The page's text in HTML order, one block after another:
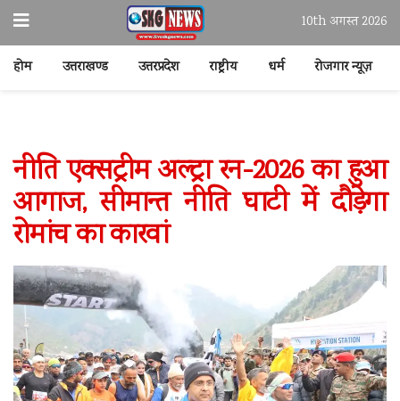
10th अगस्त 2026
होम उत्तराखण्ड उत्तरप्रदेश राष्ट्रीय धर्म रोजगार न्यूज़
नीति एक्सट्रीम अल्ट्रा रन-2026 का हुआ
आगाज, सीमान्त नीति घाटी में दौड़ेगा
रोमांच का कारवां